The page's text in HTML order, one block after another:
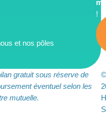
et nos pôles
!
gratuit sous réserve de
éventuel selon les
mutuelle.
©